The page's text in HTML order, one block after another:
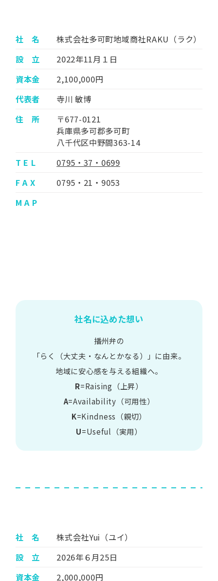
社 名
株式会社多可町地域商社RAKU（ラク）
設 立
2022年11月１日
資本金
2,100,000円
代表者
寺川 敏博
住 所
〒677-0121
兵庫県多可郡多可町
八千代区中野間363-14
T E L
0795・37・0699
F A X
0795・21・9053
M A P
社名に込めた想い
播州弁の
​「らく​（大丈夫・なんとかなる）」に​由来。
地域に​安心感を​与える​組織へ。
R=Raising（上昇）
A=Availability​（可用性）
K=Kindness​（親切）
U=Useful​（実用）​
社 名
株式会社Yui（ユイ）
設 立
2026年６月25日
資本金
2,000,000円